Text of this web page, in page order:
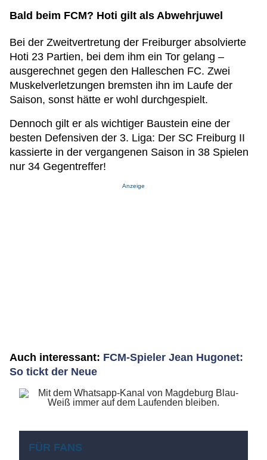
Bald beim FCM? Hoti gilt als Abwehrjuwel
Bei der Zweitvertretung der Freiburger absolvierte
Hoti 23 Partien, bei dem ihm ein Tor gelang –
ausgerechnet gegen den Halleschen FC. Zwei
Muskelverletzungen bremsten ihn im Laufe der
Saison, sonst hätte er wohl durchgespielt.
Dennoch gilt er als wichtiger Baustein eine der
besten Defensiven der 3. Liga: Der SC Freiburg II
kassierte in der vergangenen Saison in 38 Spielen
nur 34 Gegentreffer!
Anzeige
Auch interessant: FCM-Spieler Jean Hugonet:
So tickt der Neue
FÜR FANS